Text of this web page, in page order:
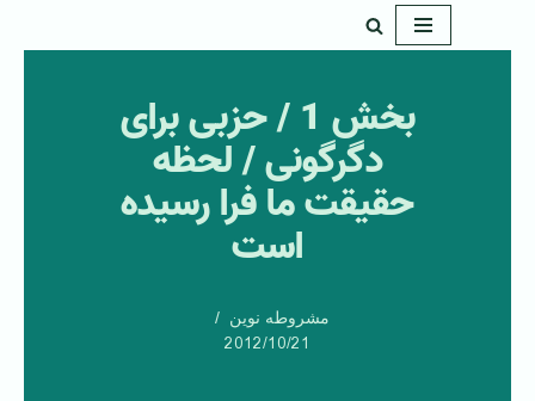
بخش 1 / حزبی برای
دگرگونی / لحظه
حقیقت ما فرا رسیده
است
مشروطه نوین
2012/10/21